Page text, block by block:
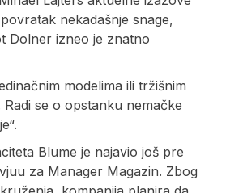
nekadašnje snage,
Dolner izneo je znatno
modelima ili tržišnim
Radi se o opstanku nemačke
Blume je najavio još pre
za Manager Magazin. Zbog